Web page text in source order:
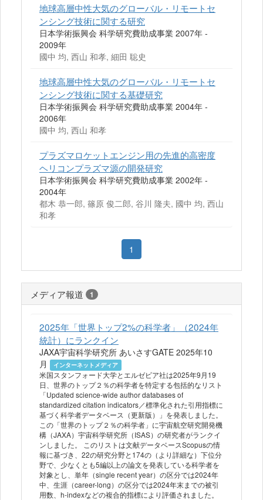
地球高層中性大気のグローバル・リモートセ
ンシング技術に関する研究
日本学術振興会 科学研究費助成事業 2007年 -
2009年
國中 均, 西山 和孝, 細田 聡史
地球高層中性大気のグローバル・リモートセ
ンシング技術に関する基礎研究
日本学術振興会 科学研究費助成事業 2004年 -
2006年
國中 均, 西山 和孝
プラズマロケットエンジン用の先進的高密度
ヘリコンプラズマ源の開発研究
日本学術振興会 科学研究費助成事業 2002年 -
2004年
都木 恭一郎, 篠原 俊二郎, 谷川 隆夫, 國中 均, 西山
和孝
1
メディア報道 1
2025年「世界トップ2%の科学者」（2024年
統計）にランクイン
JAXA宇宙科学研究所 あいさすGATE 2025年10
月
インターネットメディア
米国スタンフォード大学とエルゼビア社は2025年9月19
日、世界のトップ２％の科学者を特定する包括的なリスト
「Updated science-wide author databases of
standardized citation indicators／標準化された引用指標に
基づく科学者データベース（更新版）」を発表しました。
この「世界のトップ２％の科学者」に宇宙航空研究開発機
構（JAXA）宇宙科学研究所（ISAS）の研究者がランクイ
ンしました。 このリストは文献データベースScopusの情
報に基づき、22の研究分野と174の（より詳細な）下位分
野で、少なくとも5編以上の論文を発表している科学者を
対象とし、単年（single recent year）の区分では2024年
中、生涯（career-long）の区分では2024年末までの被引
用数、h-indexなどの複合的指標により評価されました。